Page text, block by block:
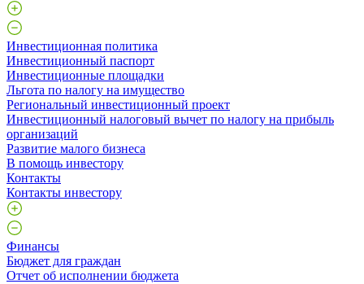
Инвестиционная политика
Инвестиционный паспорт
Инвестиционные площадки
Льгота по налогу на имущество
Региональный инвестиционный проект
Инвестиционный налоговый вычет по налогу на прибыль
организаций
Развитие малого бизнеса
В помощь инвестору
Контакты
Контакты инвестору
Финансы
Бюджет для граждан
Отчет об исполнении бюджета